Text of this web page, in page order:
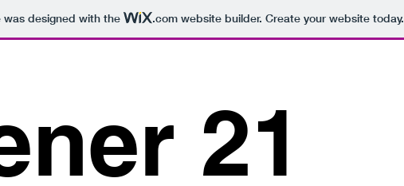
was designed with the .comwebsite builder. Create your website today.
21